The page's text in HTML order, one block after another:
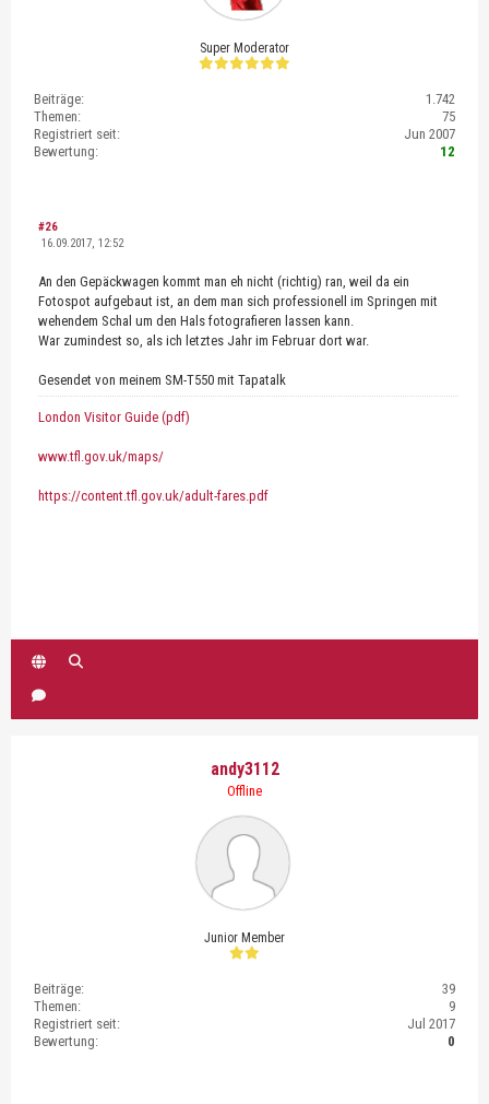
Super Moderator
Beiträge:
1.742
Themen:
75
Registriert seit:
Jun 2007
Bewertung:
12
#26
16.09.2017, 12:52
An den Gepäckwagen kommt man eh nicht (richtig) ran, weil da ein
Fotospot aufgebaut ist, an dem man sich professionell im Springen mit
wehendem Schal um den Hals fotografieren lassen kann.
War zumindest so, als ich letztes Jahr im Februar dort war.
Gesendet von meinem SM-T550 mit Tapatalk
London Visitor Guide (pdf)
www.tfl.gov.uk/maps/
https://content.tfl.gov.uk/adult-fares.pdf
andy3112
Offline
Junior Member
Beiträge:
39
Themen:
9
Registriert seit:
Jul 2017
Bewertung:
0